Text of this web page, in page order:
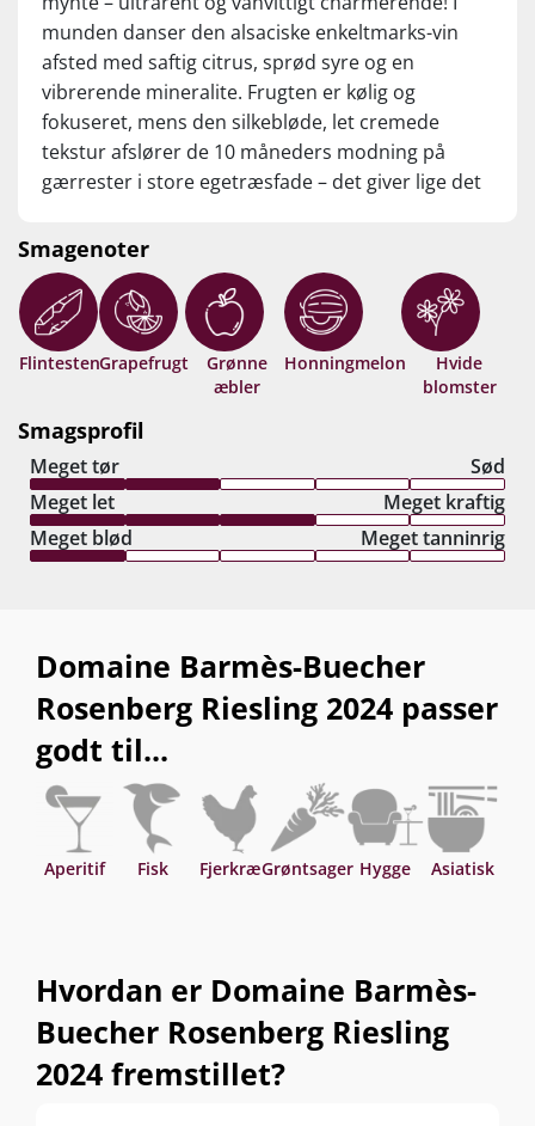
munden danser den alsaciske enkeltmarks-vin
afsted med saftig citrus, sprød syre og en
vibrerende mineralite. Frugten er kølig og
fokuseret, mens den silkebløde, let cremede
tekstur afslører de 10 måneders modning på
gærrester i store egetræsfade – det giver lige det
smagen. Helt igennem uimodståelig Alsace
Riesling fra en af området suveræne
kultproducenter. Drik nu eller gem 10-15 år fra
høståret.
Smagenoter
FlintestenGrapefrugt
Grønne
æbler
Honningmelon
Hvide
blomster
Smagsprofil
Meget tør
Sød
Meget let
Meget kraftig
Meget blød
Meget tanninrig
Domaine Barmès-Buecher
Rosenberg Riesling 2024 passer
godt til...
Aperitif Fisk FjerkræGrøntsager Hygge Asiatisk
Hvordan er Domaine Barmès-
Buecher Rosenberg Riesling
2024 fremstillet?